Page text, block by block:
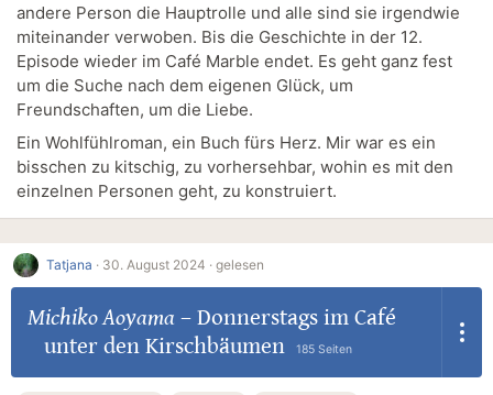
andere Person die Hauptrolle und alle sind sie irgendwie
miteinander verwoben. Bis die Geschichte in der 12.
Episode wieder im Café Marble endet. Es geht ganz fest
um die Suche nach dem eigenen Glück, um
Freundschaften, um die Liebe.
Ein Wohlfühlroman, ein Buch fürs Herz. Mir war es ein
bisschen zu kitschig, zu vorhersehbar, wohin es mit den
einzelnen Personen geht, zu konstruiert.
Tatjana · 30. August 2024 · gelesen
Michiko Aoyama – Donnerstags im Café
unter den Kirschbäumen
185 Seiten